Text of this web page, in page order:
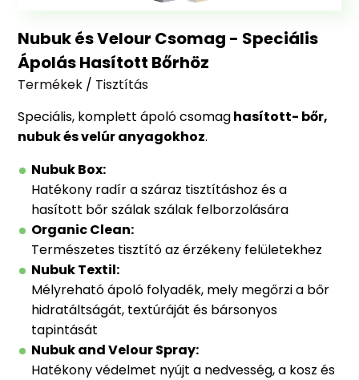
Nubuk és Velour Csomag - Speciális
Ápolás Hasított Bőrhöz
Termékek / Tisztítás
Speciális, komplett ápoló csomaghasított- bőr,
nubuk és velúr anyagokhoz.
Nubuk Box:
Hatékony radír a száraz tisztításhoz és a
hasított bőr szálak szálak felborzolására
Organic Clean:
Természetes tisztító az érzékeny felületekhez
Nubuk Textil:
Mélyreható ápoló folyadék, mely megőrzi a bőr
hidratáltságát, textúráját és bársonyos
tapintását
Nubuk and Velour Spray:
Hatékony védelmet nyújt a nedvesség, a kosz és